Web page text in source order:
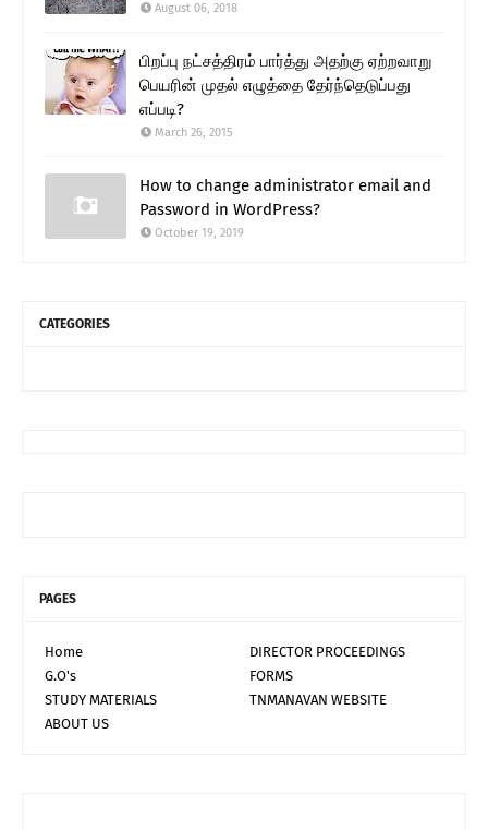
August 06, 2018
பிறப்பு நட்சத்திரம் பார்த்து அதற்கு ஏற்றவாறு
பெயரின் முதல் எழுத்தை தேர்ந்தெடுப்பது
எப்படி?
March 26, 2015
How to change administrator email and
Password in WordPress?
October 19, 2019
CATEGORIES
PAGES
Home
DIRECTOR PROCEEDINGS
G.O's
FORMS
STUDY MATERIALS
TNMANAVAN WEBSITE
ABOUT US